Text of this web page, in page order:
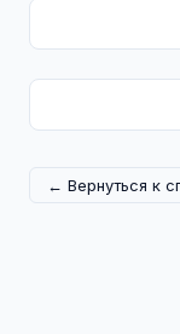
← Вернуться к